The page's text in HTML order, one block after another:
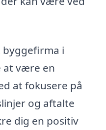
byggefirma i
at være en
at fokusere på
og aftalte
dig en positiv